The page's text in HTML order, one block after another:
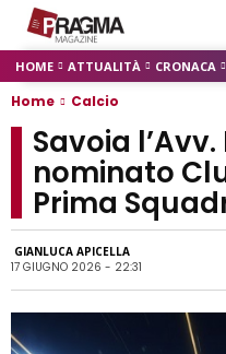
HOME ATTUALITÀ CRONACA
Home Calcio
Savoia l’Avv.
nominato
Prima
GIANLUCA APICELLA
17 GIUGNO 2026 - 22:31